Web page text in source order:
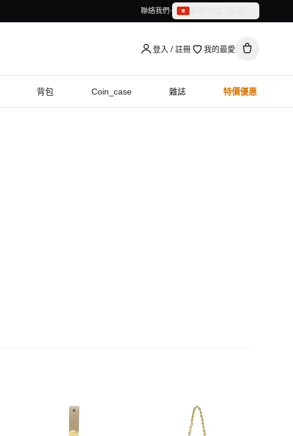
聯絡我們
繁體中文（香港）
登入 / 註冊 我的最愛
背包 Coin_case 雜誌 特價優惠